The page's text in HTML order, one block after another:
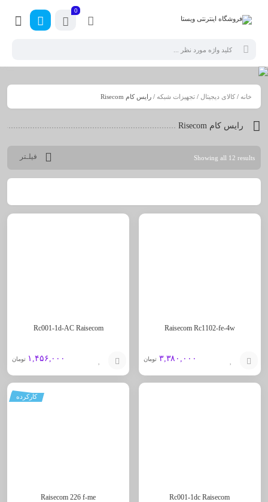
0
خانه / کالای دیجیتال / تجهیزات شبکه / رایس کام Risecom
رایس کام Risecom
فیلـتر Showing all 12 results
Raisecom Rc1102-fe-4w
۳,۳۸۰,۰۰۰ تومان
Rc001-1d-AC Raisecom
۱,۴۵۶,۰۰۰ تومان
Rc001-1dc Raisecom
کارکرده
Raisecom 226 f-me